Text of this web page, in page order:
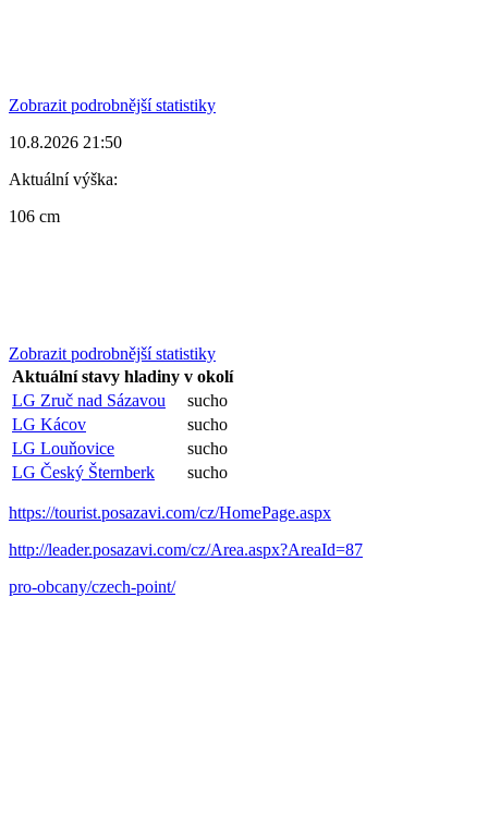
Zobrazit podrobnější statistiky
10.8.2026 21:50
Aktuální výška:
106 cm
Zobrazit podrobnější statistiky
Aktuální stavy hladiny v okolí
LG Zruč nad Sázavou
sucho
LG Kácov
sucho
LG Louňovice
sucho
LG Český Šternberk
sucho
https://tourist.posazavi.com/cz/HomePage.aspx
http://leader.posazavi.com/cz/Area.aspx?AreaId=87
pro-obcany/czech-point/